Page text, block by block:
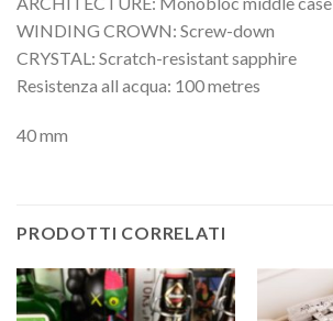
WINDING CROWN: Screw-down
CRYSTAL: Scratch-resistant sapphire
Resistenza all acqua: 100 metres
40 mm
PRODOTTI CORRELATI